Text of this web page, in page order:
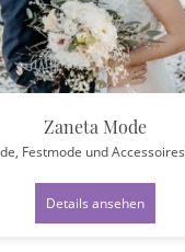
Zaneta Mode
Festmode und Accessoires
Details ansehen